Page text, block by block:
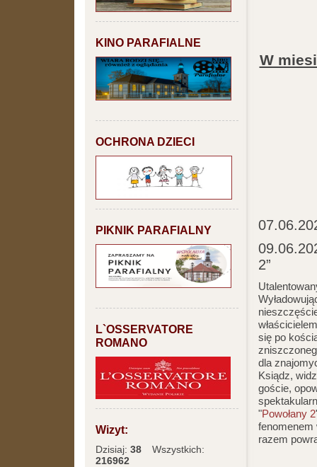
KINO PARAFIALNE
OCHRONA DZIECI
PIKNIK PARAFIALNY
L`OSSERVATORE
ROMANO
Wizyt:
Dzisiaj: 38
Wszystkich:
216962
W
2”
się po
dla
Ksiądz,
goście,
"Powołany 2
fenomenem
razem